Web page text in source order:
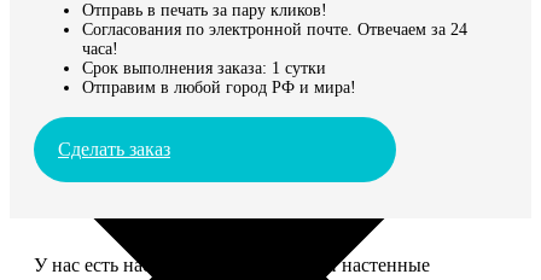
Отправь в печать за пару кликов!
Согласования по электронной почте. Отвечаем за 24
часа!
Срок выполнения заказа: 1 сутки
Отправим в любой город РФ и мира!
Сделать заказ
У нас есть настольные, магнитные и настенные